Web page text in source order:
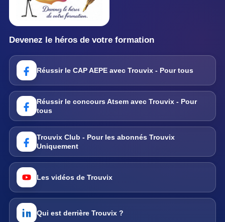
Devenez le héros de votre formation
Réussir le CAP AEPE avec Trouvix - Pour tous
Réussir le concours Atsem avec Trouvix - Pour
tous
Trouvix Club - Pour les abonnés Trouvix
Uniquement
Les vidéos de Trouvix
Qui est derrière Trouvix ?